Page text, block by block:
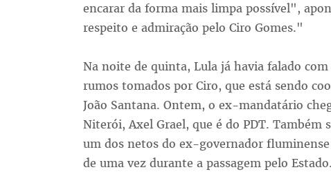
encarar da forma mais limpa possível",
respeito e admiração pelo Ciro Gomes."
Na noite de quinta, Lula já havia falado
rumos tomados por Ciro, que está sendo
João Santana. Ontem, o ex-mandatário
Niterói, Axel Grael, que é do PDT.
um dos netos do ex-governador
de uma vez durante a passagem pelo Estado.